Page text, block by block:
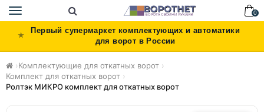
Toggle
navigation
0
Первый супермаркет комплектующих и автоматики
для ворот в России
›Комплектующие для откатных ворот ›
Комплект для откатных ворот ›
Ролтэк МИКРО комплект для откатных ворот